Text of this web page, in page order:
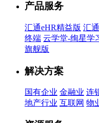
产品服务
汇通eHR精益版 汇
终端 云学堂-绚星学
旗舰版
解决方案
国有企业 金融业 连
地产行业 互联网 物